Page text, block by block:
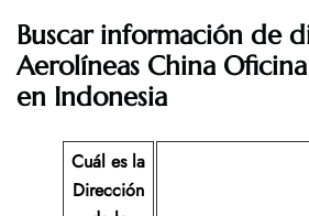
Buscar información de
Aerolíneas China
en Indonesia
Cuál es la
Dirección